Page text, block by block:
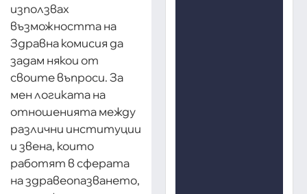
използвах
възможността на
Здравна комисия да
задам някои от
своите въпроси. За
мен логиката на
отношенията между
различни институции
и звена, които
работят в сферата
на здравеопазването,